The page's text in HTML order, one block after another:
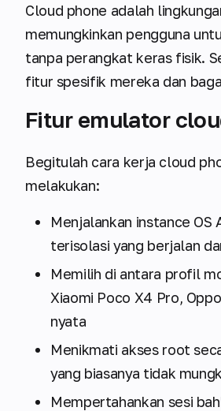
Cloud phone adalah
memungkinkan pengguna
tanpa perangkat keras fisik.
fitur spesifik mereka dan
Fitur emulator
Begitulah cara kerja cloud
melakukan:
Menjalankan instance
terisolasi yang berjalan
Memilih di antara profil
Xiaomi Poco X4 Pro,
nyata
Menikmati akses root
yang biasanya tidak
Mempertahankan sesi